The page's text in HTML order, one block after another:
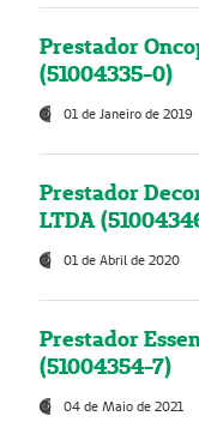
Prestador
(51004335-0)
01 de Janeiro de 2019
Prestador
LTDA
01 de Abril de 2020
Prestador
(51004354-7)
04 de Maio de 2021